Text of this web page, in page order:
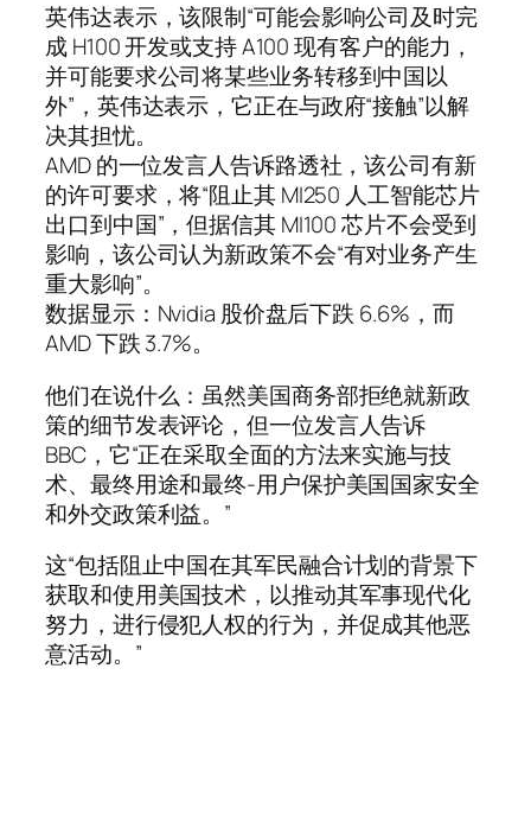
英伟达表示，该限制“可能会影响公司及时完
成 H100 开发或支持 A100 现有客户的能力，
并可能要求公司将某些业务转移到中国以
外”，英伟达表示，它正在与政府“接触”以解
决其担忧。
AMD 的一位发言人告诉路透社，该公司有新
的许可要求，将“阻止其 MI250 人工智能芯片
出口到中国”，但据信其 MI100 芯片不会受到
影响，该公司认为新政策不会“有对业务产生
重大影响”。
数据显示：Nvidia 股价盘后下跌 6.6%，而
AMD 下跌 3.7%。
他们在说什么：虽然美国商务部拒绝就新政
策的细节发表评论，但一位发言人告诉
BBC，它“正在采取全面的方法来实施与技
术、最终用途和最终-用户保护美国国家安全
和外交政策利益。”
这“包括阻止中国在其军民融合计划的背景下
获取和使用美国技术，以推动其军事现代化
努力，进行侵犯人权的行为，并促成其他恶
意活动。”